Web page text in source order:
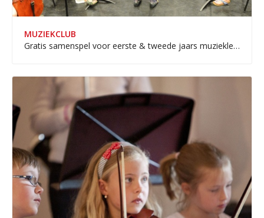
MUZIEKCLUB
Gratis samenspel voor eerste & tweede jaars muziekleerlingen